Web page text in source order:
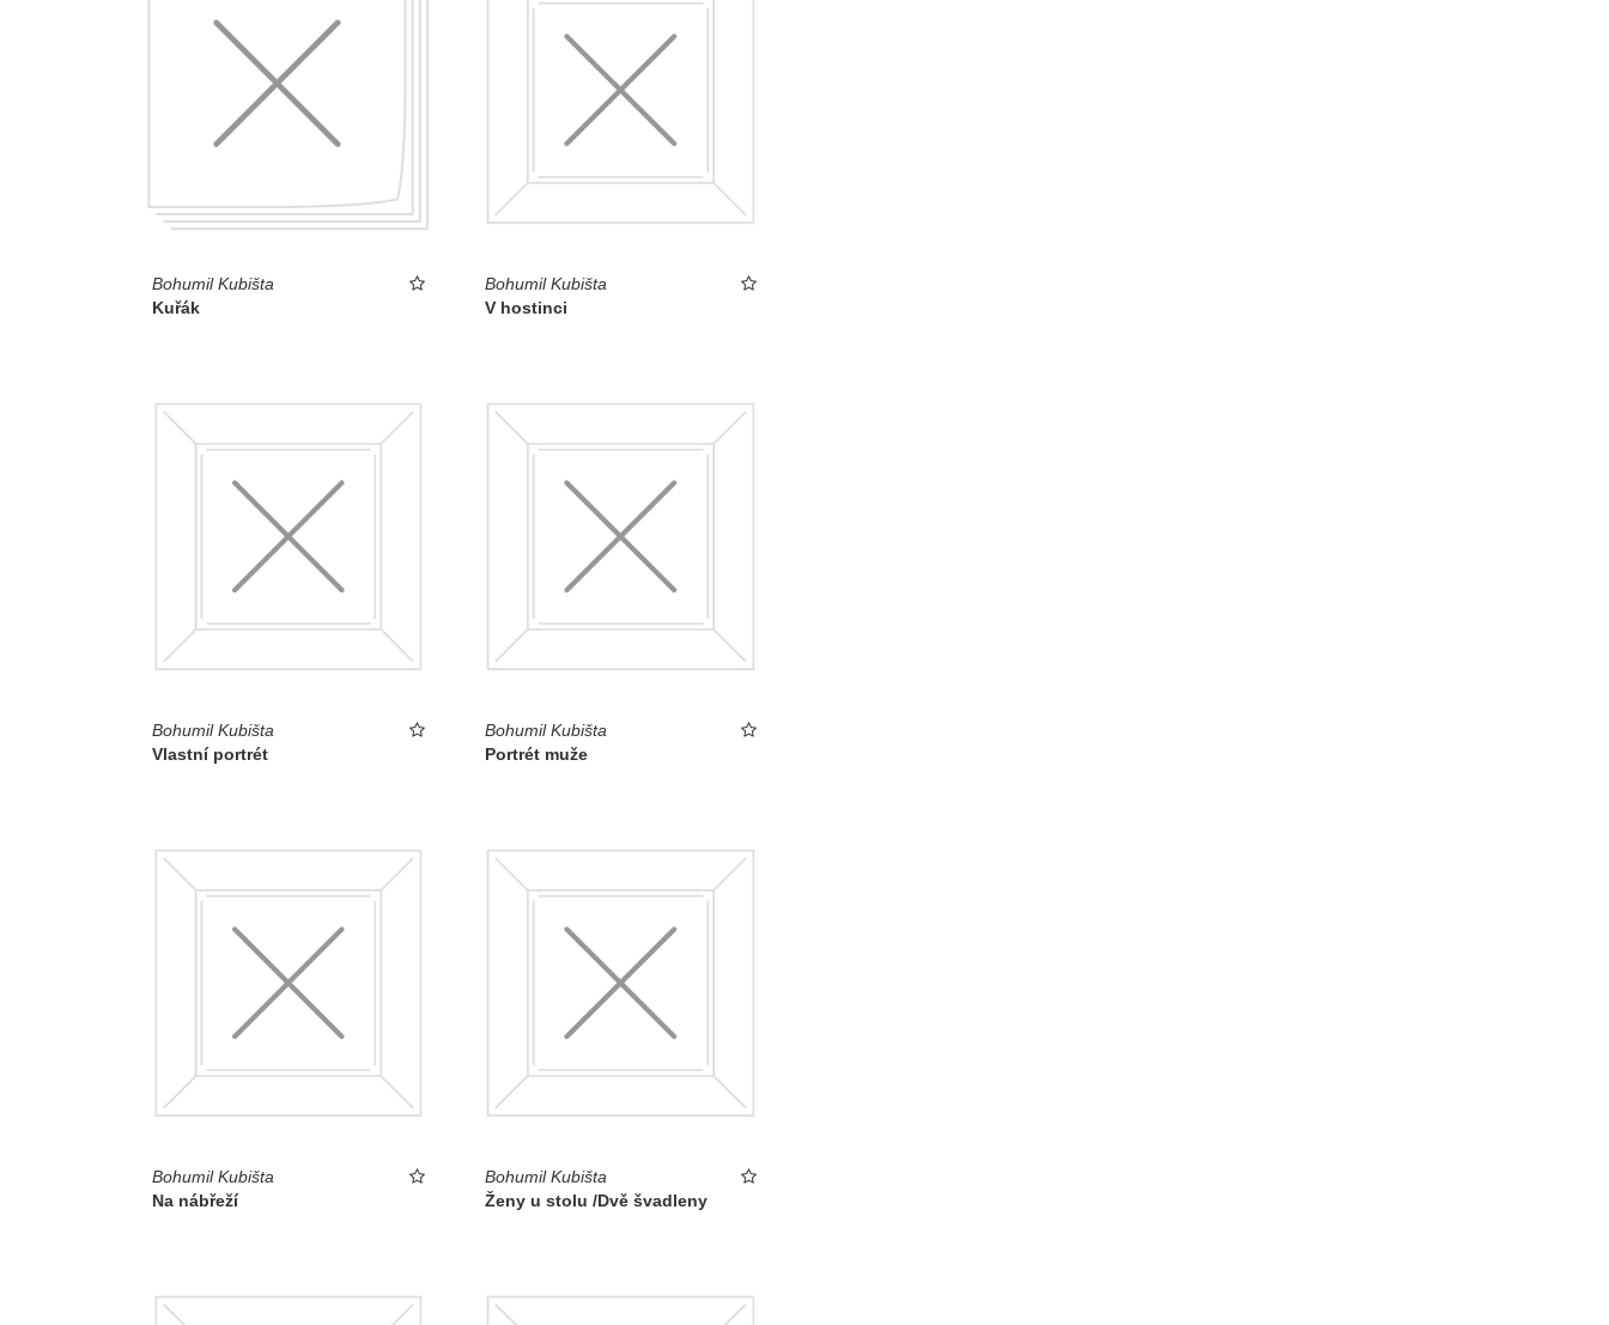
Bohumil Kubišta
Kuřák
Bohumil Kubišta
V hostinci
Bohumil Kubišta
Vlastní portrét
Bohumil Kubišta
Portrét muže
Bohumil Kubišta
Na nábřeží
Bohumil Kubišta
Ženy u stolu /Dvě švadleny